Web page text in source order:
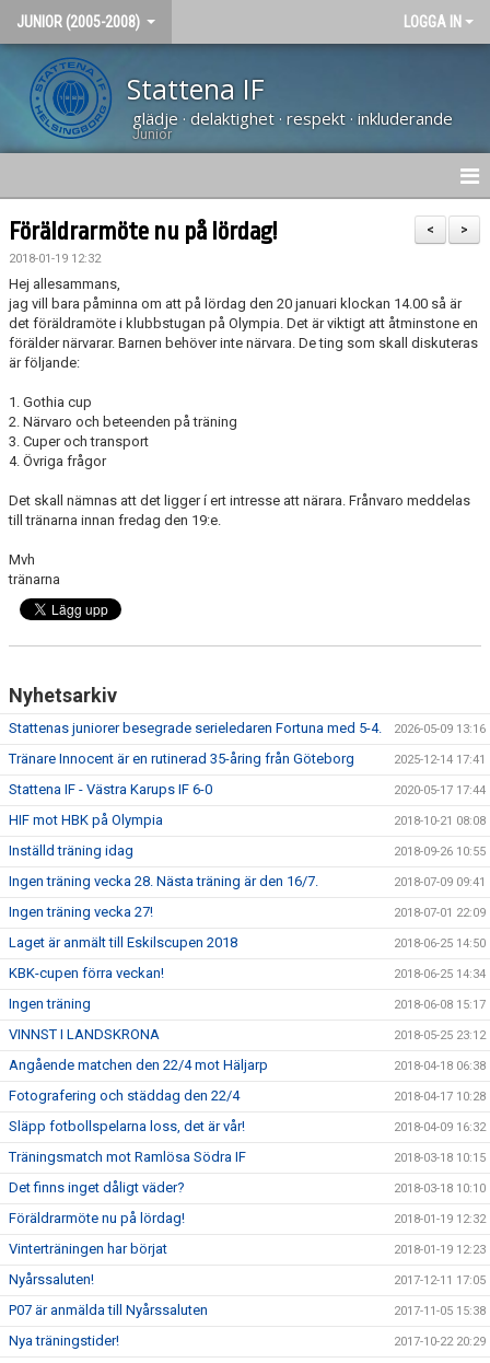
JUNIOR (2005-2008) LOGGA IN
Stattena IF
glädje · delaktighet · respekt · inkluderande
Junior
NYHETER
HEM
KALENDER
BILDGALLERI
KONTAKT
>
<
Föräldrarmöte nu på lördag!
2018-01-19 12:32
Hej allesammans,
jag vill bara påminna om att på lördag den 20 januari klockan 14.00 så är
det föräldramöte i klubbstugan på Olympia. Det är viktigt att åtminstone en
förälder närvarar. Barnen behöver inte närvara. De ting som skall diskuteras
är följande:
1. Gothia cup
2. Närvaro och beteenden på träning
3. Cuper och transport
4. Övriga frågor
Det skall nämnas att det ligger í ert intresse att närara. Frånvaro meddelas
till tränarna innan fredag den 19:e.
Mvh
tränarna
Nyhetsarkiv
Stattenas juniorer besegrade serieledaren Fortuna med 5-4. 2026-05-09 13:16
Tränare Innocent är en rutinerad 35-åring från Göteborg 2025-12-14 17:41
Stattena IF - Västra Karups IF 6-0 2020-05-17 17:44
HIF mot HBK på Olympia 2018-10-21 08:08
Inställd träning idag 2018-09-26 10:55
Ingen träning vecka 28. Nästa träning är den 16/7. 2018-07-09 09:41
Ingen träning vecka 27! 2018-07-01 22:09
Laget är anmält till Eskilscupen 2018 2018-06-25 14:50
KBK-cupen förra veckan! 2018-06-25 14:34
Ingen träning 2018-06-08 15:17
VINNST I LANDSKRONA 2018-05-25 23:12
Angående matchen den 22/4 mot Häljarp 2018-04-18 06:38
Fotografering och städdag den 22/4 2018-04-17 10:28
Släpp fotbollspelarna loss, det är vår! 2018-04-09 16:32
Träningsmatch mot Ramlösa Södra IF 2018-03-18 10:15
Det finns inget dåligt väder? 2018-03-18 10:10
Föräldrarmöte nu på lördag! 2018-01-19 12:32
Vinterträningen har börjat 2018-01-19 12:23
Nyårssaluten! 2017-12-11 17:05
P07 är anmälda till Nyårssaluten 2017-11-05 15:38
Nya träningstider! 2017-10-22 20:29